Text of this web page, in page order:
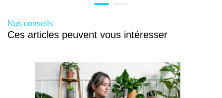
Nos conseils
Ces articles peuvent vous intéresser